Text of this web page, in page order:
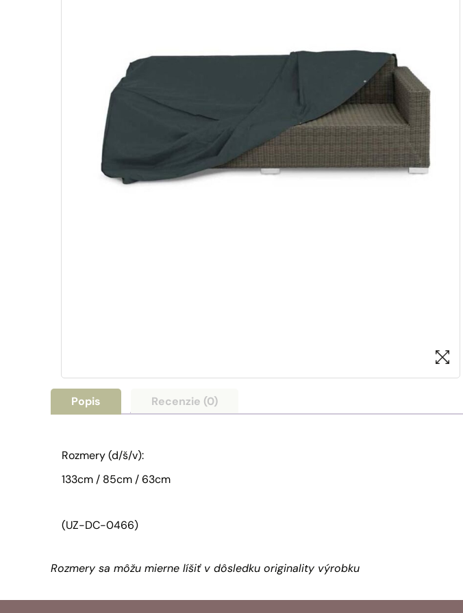
Popis Recenzie (0)
Rozmery (d/š/v):
133cm / 85cm / 63cm
(UZ-DC-0466)
Rozmery sa môžu mierne líšiť v dôsledku originality výrobku